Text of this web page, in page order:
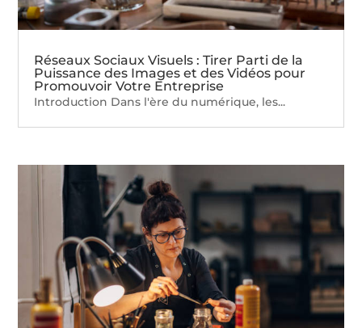
Réseaux Sociaux Visuels : Tirer Parti de la
Puissance des Images et des Vidéos pour
Promouvoir Votre Entreprise
Introduction Dans l'ère du numérique, les...